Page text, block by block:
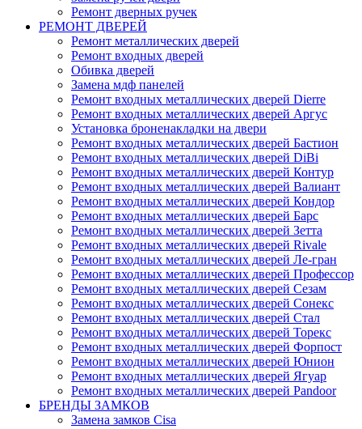
Ремонт дверных ручек
РЕМОНТ ДВЕРЕЙ
Ремонт металлических дверей
Ремонт входных дверей
Обивка дверей
Замена мдф панелей
Ремонт входных металлических дверей Dierre
Ремонт входных металлических дверей Аргус
Установка броненакладки на двери
Ремонт входных металлических дверей Бастион
Ремонт входных металлических дверей DiBi
Ремонт входных металлических дверей Контур
Ремонт входных металлических дверей Валиант
Ремонт входных металлических дверей Кондор
Ремонт входных металлических дверей Барс
Ремонт входных металлических дверей Зетта
Ремонт входных металлических дверей Rivale
Ремонт входных металлических дверей Ле-гран
Ремонт входных металлических дверей Профессор
Ремонт входных металлических дверей Сезам
Ремонт входных металлических дверей Сонекс
Ремонт входных металлических дверей Стал
Ремонт входных металлических дверей Торекс
Ремонт входных металлических дверей Форпост
Ремонт входных металлических дверей Юнион
Ремонт входных металлических дверей Ягуар
Ремонт входных металлических дверей Pandoor
БРЕНДЫ ЗАМКОВ
Замена замков Cisa